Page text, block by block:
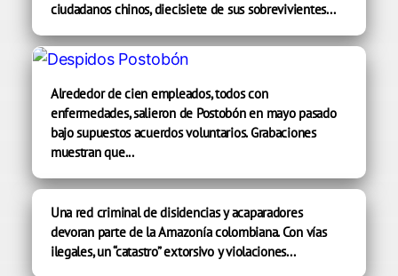
ciudadanos chinos, diecisiete de sus sobrevivientes...
Alrededor de cien empleados, todos con
enfermedades, salieron de Postobón en mayo pasado
bajo supuestos acuerdos voluntarios. Grabaciones
muestran que...
Una red criminal de disidencias y acaparadores
devoran parte de la Amazonía colombiana. Con vías
ilegales, un “catastro” extorsivo y violaciones...